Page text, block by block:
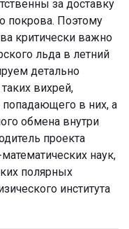
за доставку
покрова. Поэтому
критически важно
льда в летний
детально
вихрей,
попадающего в них, а
обмена внутри
проекта
наук,
полярных
института